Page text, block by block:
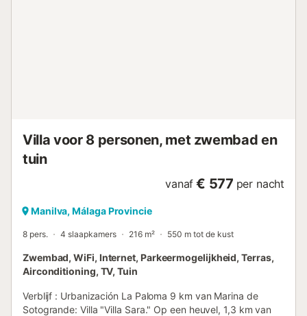
Villa voor 8 personen, met zwembad en
tuin
vanaf € 577 per nacht
Manilva, Málaga Provincie
8 pers. 4 slaapkamers 216 m² 550 m tot de kust
Zwembad, WiFi, Internet, Parkeermogelijkheid, Terras,
Airconditioning, TV, Tuin
Verblijf : Urbanización La Paloma 9 km van Marina de
Sotogrande: Villa "Villa Sara." Op een heuvel, 1,3 km van